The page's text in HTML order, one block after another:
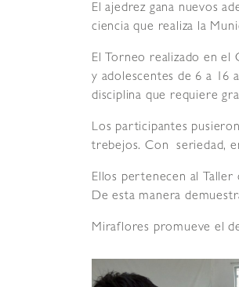
El ajedrez gana nuevos
ciencia que realiza la
El Torneo realizado en
y adolescentes de 6 a 16
disciplina que requiere
Los participantes
trebejos. Con seriedad,
Ellos pertenecen al
De esta manera
Miraflores promueve el